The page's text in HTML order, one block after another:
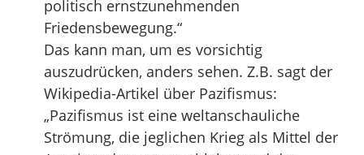
politisch ernstzunehmenden
Friedensbewegung.“
Das kann man, um es vorsichtig
auszudrücken, anders sehen. Z.B. sagt der
Wikipedia-Artikel über Pazifismus:
„Pazifismus ist eine weltanschauliche
Strömung, die jeglichen Krieg als Mittel der